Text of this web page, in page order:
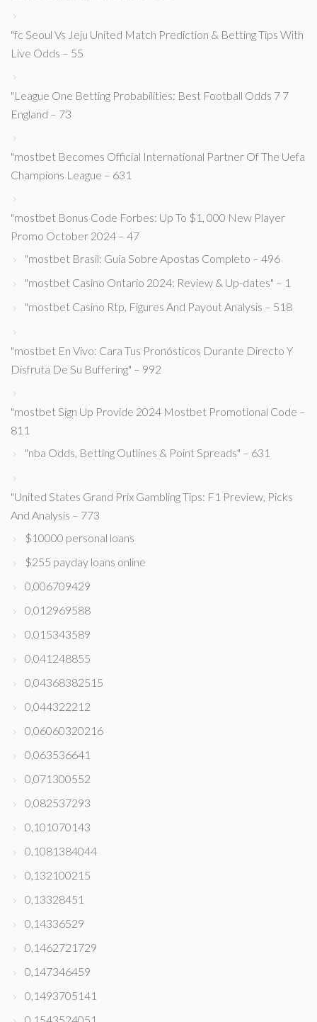
"fc Seoul Vs Jeju United Match Prediction & Betting Tips With
Live Odds – 55
"League One Betting Probabilities: Best Football Odds 7 7
England – 73
"mostbet Becomes Official International Partner Of The Uefa
Champions League – 631
"mostbet Bonus Code Forbes: Up To $1, 000 New Player
Promo October 2024 – 47
"mostbet Brasil: Guia Sobre Apostas Completo – 496
"mostbet Casino Ontario 2024: Review & Up-dates" – 1
"mostbet Casino Rtp, Figures And Payout Analysis – 518
"mostbet En Vivo: Cara Tus Pronósticos Durante Directo Y
Disfruta De Su Buffering" – 992
"mostbet Sign Up Provide 2024 Mostbet Promotional Code –
811
"nba Odds, Betting Outlines & Point Spreads" – 631
"United States Grand Prix Gambling Tips: F1 Preview, Picks
And Analysis – 773
$10000 personal loans
$255 payday loans online
0,006709429
0,012969588
0,015343589
0,041248855
0,04368382515
0,044322212
0,06060320216
0,063536641
0,071300552
0,082537293
0,101070143
0,1081384044
0,132100215
0,13328451
0,14336529
0,1462721729
0,147346459
0,1493705141